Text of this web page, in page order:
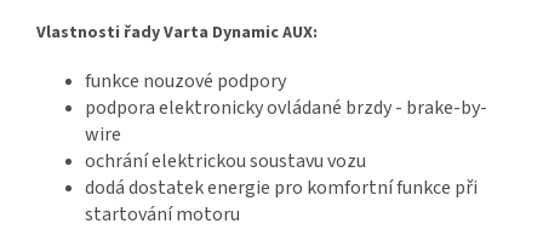
Vlastnosti řady Varta Dynamic AUX:
funkce nouzové podpory
podpora elektronicky ovládané brzdy - brake-by-
wire
ochrání elektrickou soustavu vozu
dodá dostatek energie pro komfortní funkce při
startování motoru